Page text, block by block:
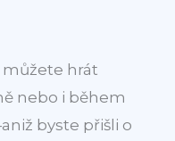
hrát
nebo i během
byste přišli o